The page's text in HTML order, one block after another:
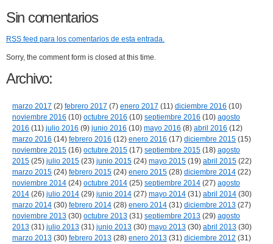
Sin comentarios
RSS feed para los comentarios de esta entrada.
Sorry, the comment form is closed at this time.
Archivo:
marzo 2017 (2) febrero 2017 (7) enero 2017 (11) diciembre 2016 (10)
noviembre 2016 (10) octubre 2016 (10) septiembre 2016 (10) agosto
2016 (11) julio 2016 (9) junio 2016 (10) mayo 2016 (8) abril 2016 (12)
marzo 2016 (14) febrero 2016 (12) enero 2016 (17) diciembre 2015 (15)
noviembre 2015 (16) octubre 2015 (17) septiembre 2015 (18) agosto
2015 (25) julio 2015 (23) junio 2015 (24) mayo 2015 (19) abril 2015 (22)
marzo 2015 (24) febrero 2015 (24) enero 2015 (28) diciembre 2014 (22)
noviembre 2014 (24) octubre 2014 (25) septiembre 2014 (27) agosto
2014 (26) julio 2014 (29) junio 2014 (27) mayo 2014 (31) abril 2014 (30)
marzo 2014 (30) febrero 2014 (28) enero 2014 (31) diciembre 2013 (27)
noviembre 2013 (30) octubre 2013 (31) septiembre 2013 (29) agosto
2013 (31) julio 2013 (31) junio 2013 (30) mayo 2013 (30) abril 2013 (30)
marzo 2013 (30) febrero 2013 (28) enero 2013 (31) diciembre 2012 (31)